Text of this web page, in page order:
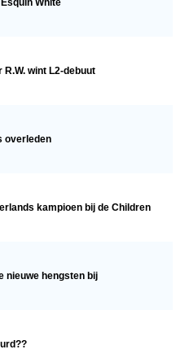
White
R.W. wint L2-debuut
overleden
kampioen bij de Children
nieuwe hengsten bij